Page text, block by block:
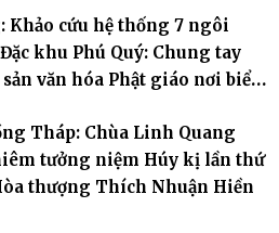
Khảo cứu hệ thống 7 ngôi
khu Phú Quý: Chung tay
văn hóa Phật giáo nơi biển
Tháp: Chùa Linh Quang
tưởng niệm Húy kị lần thứ
thượng Thích Nhuận Hiền